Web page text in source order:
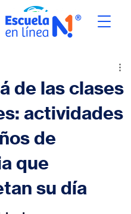
de las clases
actividades
de
que
su día
de 5 estrellas.